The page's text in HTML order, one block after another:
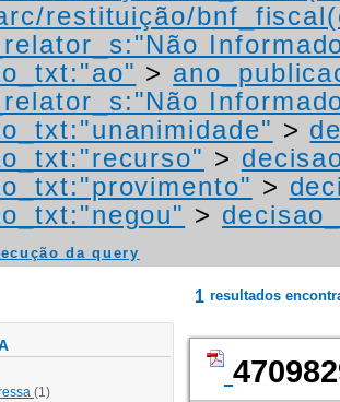
restituição/
>
>
>
>
>
da query
(1)
1 resultados